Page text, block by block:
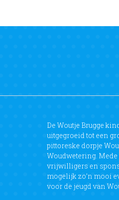
De Woutje Brugge
uitgegroeid tot een
pittoreske dorpje
Woudwetering.
vrijwilligers en
mogelijk zo’n mooi
voor de jeugd van